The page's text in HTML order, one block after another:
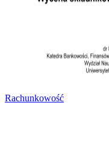
Rachunkowość